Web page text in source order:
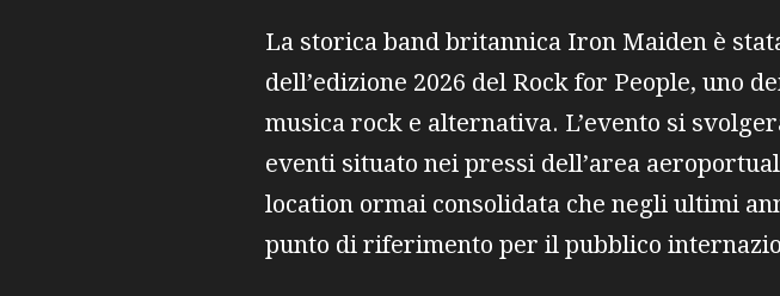
La storica band britannica Iron Maiden è
dell’edizione 2026 del Rock for People, uno
musica rock e alternativa. L’evento si
eventi situato nei pressi dell’area
location ormai consolidata che negli ultimi
punto di riferimento per il pubblico